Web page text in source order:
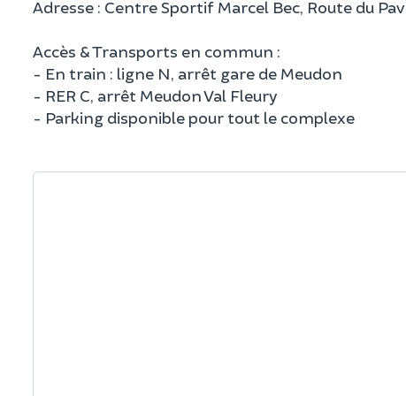
Adresse : Centre Sportif Marcel Bec, Route du
Accès & Transports en commun :
- En train : ligne N, arrêt gare de Meudon
- RER C, arrêt Meudon Val Fleury
- Parking disponible pour tout le complexe